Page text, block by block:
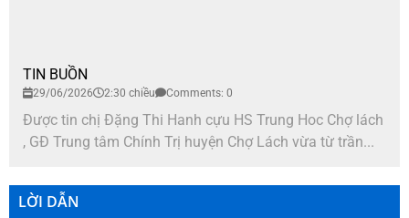
TIN BUỒN
29/06/2026 2:30 chiều Comments: 0
Được tin chị Đặng Thi Hanh cựu HS Trung Hoc Chợ lách
, GĐ Trung tâm Chính Trị huyện Chợ Lách vừa từ trần...
LỜI DẪN